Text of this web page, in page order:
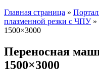
Главная страница »
плазменной резки с ЧПУ»
1500×3000
Переносная
1500×3000